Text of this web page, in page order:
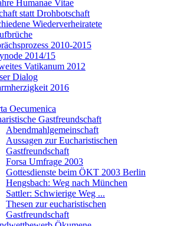
Humanae Vitae
statt Drohbotschaft
Wiederverheiratete
2010-2015
2014/15
Vatikanum 2012
Dialog
2016
Oecumenica
Gastfreundschaft
Abendmahlgemeinschaft
Aussagen zur Eucharistischen
Gastfreundschaft
Forsa Umfrage 2003
Gottesdienste beim ÖKT 2003 Berlin
Hengsbach: Weg nach München
Sattler: Schwierige Weg ...
Thesen zur eucharistischen
Gastfreundschaft